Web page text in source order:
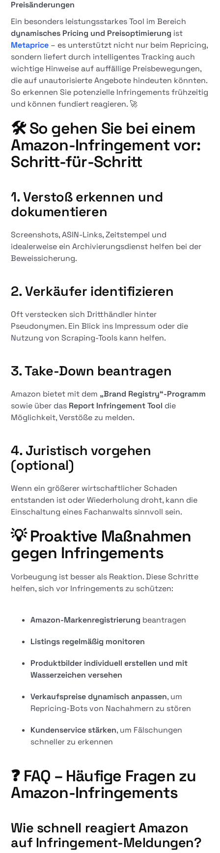
Preisänderungen
Ein besonders leistungsstarkes Tool im Bereich
dynamisches Pricing und Preisoptimierung ist
Metaprice – es unterstützt nicht nur beim Repricing,
sondern liefert durch intelligentes Tracking auch
wichtige Hinweise auf auffällige Preisbewegungen,
die auf unautorisierte Angebote hindeuten könnten.
So erkennen Sie potenzielle Infringements frühzeitig
und können fundiert reagieren. 🚀
🛠️So gehen Sie bei einem
Amazon-Infringement vor:
Schritt-für-Schritt
1.Verstoß erkennen und
dokumentieren
Screenshots, ASIN-Links, Zeitstempel und
idealerweise ein Archivierungsdienst helfen bei der
Beweissicherung.
2.Verkäufer identifizieren
Oft verstecken sich Dritthändler hinter
Pseudonymen. Ein Blick ins Impressum oder die
Nutzung von Scraping-Tools kann helfen.
3.Take-Down beantragen
Amazon bietet mit dem „Brand Registry“-Programm
sowie über das Report Infringement Tool die
Möglichkeit, Verstöße zu melden.
4. Juristisch vorgehen
(optional)
Wenn ein größerer wirtschaftlicher Schaden
entstanden ist oder Wiederholung droht, kann die
Einschaltung eines Fachanwalts sinnvoll sein.
💡Proaktive Maßnahmen
gegen Infringements
Vorbeugung ist besser als Reaktion. Diese Schritte
helfen, sich vor Infringements zu schützen:
Amazon-Markenregistrierung beantragen
Listings regelmäßig monitoren
Produktbilder individuell erstellen und mit
Wasserzeichen versehen
Verkaufspreise dynamisch anpassen, um
Repricing-Bots von Nachahmern zu stören
Kundenservice stärken, um Fälschungen
schneller zu erkennen
❓ FAQ – Häufige Fragen zu
Amazon-Infringements
Wie schnell reagiert Amazon
auf Infringement-Meldungen?